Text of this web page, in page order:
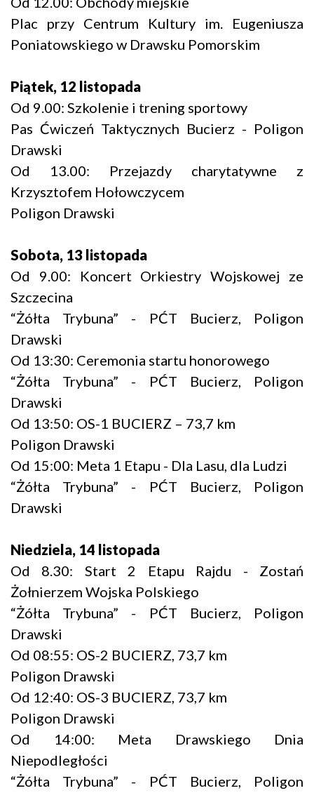
Plac przy Centrum Kultury im. Eugeniusza
Poniatowskiego w Drawsku Pomorskim
Piątek, 12 listopada
Od 9.00: Szkolenie i trening sportowy
Pas Ćwiczeń Taktycznych Bucierz - Poligon
Drawski
Od 13.00: Przejazdy charytatywne z
Krzysztofem Hołowczycem
Poligon Drawski
Sobota, 13 listopada
Od 9.00: Koncert Orkiestry Wojskowej ze
Szczecina
“Żółta Trybuna” - PĆT Bucierz, Poligon
Drawski
Od 13:30: Ceremonia startu honorowego
“Żółta Trybuna” - PĆT Bucierz, Poligon
Drawski
Od 13:50: OS-1 BUCIERZ – 73,7 km
Poligon Drawski
Od 15:00: Meta 1 Etapu - Dla Lasu, dla Ludzi
“Żółta Trybuna” - PĆT Bucierz, Poligon
Drawski
Niedziela, 14 listopada
Od 8.30: Start 2 Etapu Rajdu - Zostań
Żołnierzem Wojska Polskiego
“Żółta Trybuna” - PĆT Bucierz, Poligon
Drawski
Od 08:55: OS-2 BUCIERZ, 73,7 km
Poligon Drawski
Od 12:40: OS-3 BUCIERZ, 73,7 km
Poligon Drawski
Od 14:00: Meta Drawskiego Dnia
Niepodległości
“Żółta Trybuna” - PĆT Bucierz, Poligon